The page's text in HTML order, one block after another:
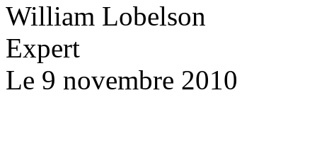
William Lobelson
Expert
Le 9 novembre 2010